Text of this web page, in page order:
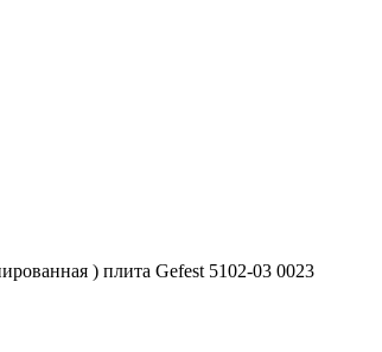
) плита Gefest 5102-03 0023